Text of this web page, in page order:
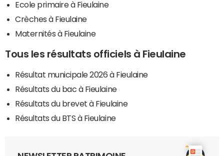
Ecole primaire à Fieulaine
Crèches à Fieulaine
Maternités à Fieulaine
Tous les résultats officiels à Fieulaine
Résultat municipale 2026 à Fieulaine
Résultats du bac à Fieulaine
Résultats du brevet à Fieulaine
Résultats du BTS à Fieulaine